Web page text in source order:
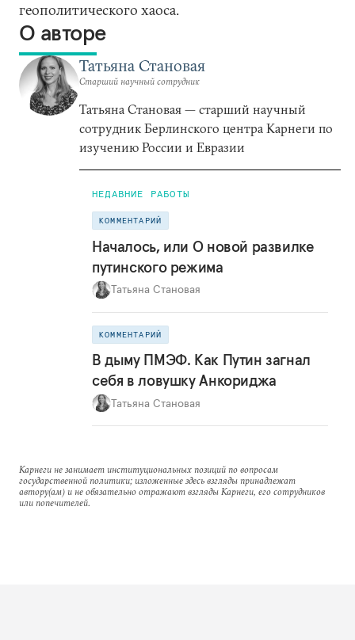
геополитического хаоса.
О авторе
Татьяна Становая
Старший научный сотрудник
Татьяна Становая — старший научный
сотрудник Берлинского центра Карнеги по
изучению России и Евразии
НЕДАВНИЕ РАБОТЫ
КОММЕНТАРИЙ
Началось, или О новой развилке
путинского режима
Татьяна Становая
КОММЕНТАРИЙ
В дыму ПМЭФ. Как Путин загнал
себя в ловушку Анкориджа
Татьяна Становая
Карнеги не занимает институциональных позиций по вопросам
государственной политики; изложенные здесь взгляды принадлежат
автору(ам) и не обязательно отражают взгляды Карнеги, его сотрудников
или попечителей.